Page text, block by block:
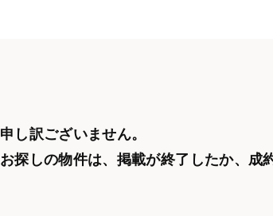
申し訳ございません。
お探しの物件は、掲載が終了したか、 成